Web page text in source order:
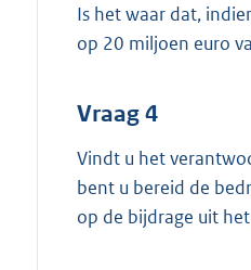
Is het waar dat,
op 20 miljoen euro
Vraag 4
Vindt u het
bent u bereid de
op de bijdrage uit